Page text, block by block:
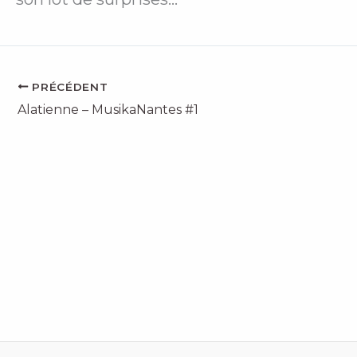
PRÉCÉDENT
Alatienne – MusikaNantes #1